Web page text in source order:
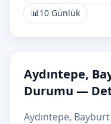
📊10 Günlük
Aydıntepe,
Durumu —
Aydıntepe,